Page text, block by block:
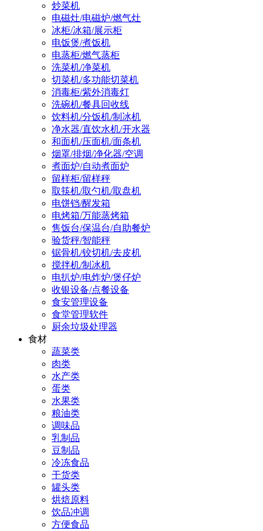
炒菜机
电磁灶/电磁炉/燃气灶
冰柜/冰箱/展示柜
电饭煲/煮饭机
电蒸柜/燃气蒸柜
洗菜机/净菜机
切菜机/多功能切菜机
消毒柜/紫外消毒灯
洗碗机/餐具回收线
饮料机/分饭机/制冰机
净水器/直饮水机/开水器
和面机/压面机/面条机
烟罩/排烟/净化器/空调
煮面炉/自动煮面炉
留样柜/留样秤
取筷机/取勺机/取盘机
电饼铛/醒发箱
电烤箱/万能蒸烤箱
售饭台/保温台/自助餐炉
验货秤/智能秤
锯骨机/铰切机/去皮机
搅拌机/制冰机
电扒炉/电炸炉/煲仔炉
收银设备/点餐设备
食安管理设备
食堂管理软件
厨余垃圾处理器
食材
蔬菜类
肉类
水产类
蛋类
水果类
粮油类
调味品
乳制品
豆制品
冷冻食品
干货类
罐头类
烘焙原料
饮品冲调
方便食品